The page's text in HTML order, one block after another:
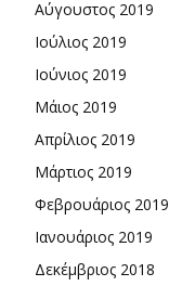
Αύγουστος 2019
Ιούλιος 2019
Ιούνιος 2019
Μάιος 2019
Απρίλιος 2019
Μάρτιος 2019
Φεβρουάριος 2019
Ιανουάριος 2019
Δεκέμβριος 2018